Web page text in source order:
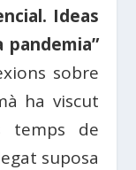
Ideas
sobre
ha viscut
temps de
suposa